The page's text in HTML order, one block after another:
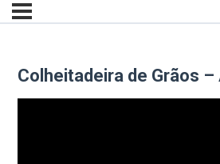
Colheitadeira de Grãos –